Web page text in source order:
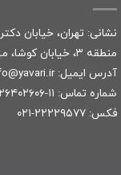
نشانی: تهران، خیابان
منطقه ۳، خیابان کوشا، میدان جوانان، پلاک ۵
آدرس ایمیل:r
شماره تماس: ۱۱-۲۶۴۰۲۶۰۶-۰۲۱
فکس: ۲۲۲۲۹۵۷۷-۰۲۱